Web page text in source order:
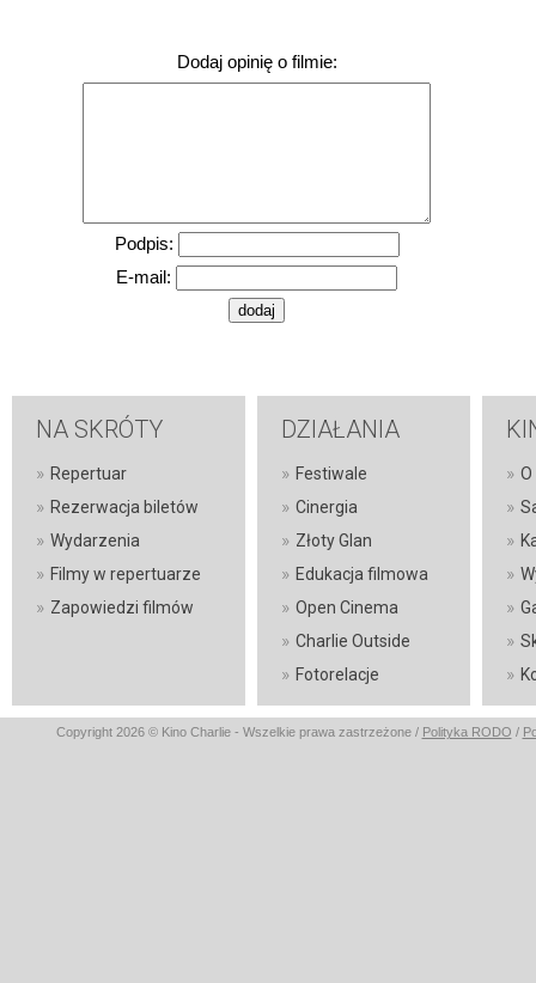
Dodaj opinię o filmie:
Podpis:
E-mail:
NA SKRÓTY
» Repertuar
» Rezerwacja biletów
» Wydarzenia
» Filmy w repertuarze
» Zapowiedzi filmów
DZIAŁANIA
» Festiwale
» Cinergia
» Złoty Glan
» Edukacja filmowa
» Open Cinema
» Charlie Outside
» Fotorelacje
» O
»
»
»
»
»
»
Copyright 2026 © Kino Charlie - Wszelkie prawa zastrzeżone / Polityka RODO /